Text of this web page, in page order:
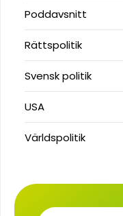
Poddavsnitt
Rättspolitik
Svensk politik
USA
Världspolitik